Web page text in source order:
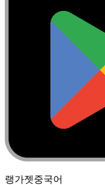
랭가젯중국어